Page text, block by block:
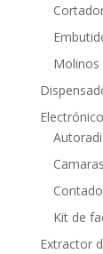
Molinos
Kit de
Extractor